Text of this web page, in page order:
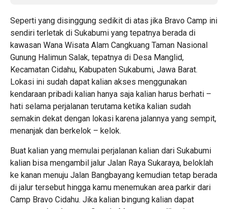
Seperti yang disinggung sedikit di atas jika Bravo Camp ini
sendiri terletak di Sukabumi yang tepatnya berada di
kawasan Wana Wisata Alam Cangkuang Taman Nasional
Gunung Halimun Salak, tepatnya di Desa Manglid,
Kecamatan Cidahu, Kabupaten Sukabumi, Jawa Barat.
Lokasi ini sudah dapat kalian akses menggunakan
kendaraan pribadi kalian hanya saja kalian harus berhati –
hati selama perjalanan terutama ketika kalian sudah
semakin dekat dengan lokasi karena jalannya yang sempit,
menanjak dan berkelok – kelok.
Buat kalian yang memulai perjalanan kalian dari Sukabumi
kalian bisa mengambil jalur Jalan Raya Sukaraya, beloklah
ke kanan menuju Jalan Bangbayang kemudian tetap berada
di jalur tersebut hingga kamu menemukan area parkir dari
Camp Bravo Cidahu. Jika kalian bingung kalian dapat